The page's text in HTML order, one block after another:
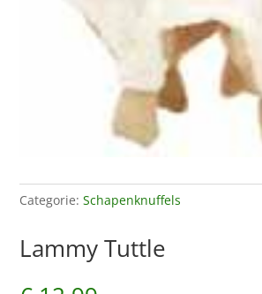
Categorie:Schapenknuffels
Lammy Tuttle